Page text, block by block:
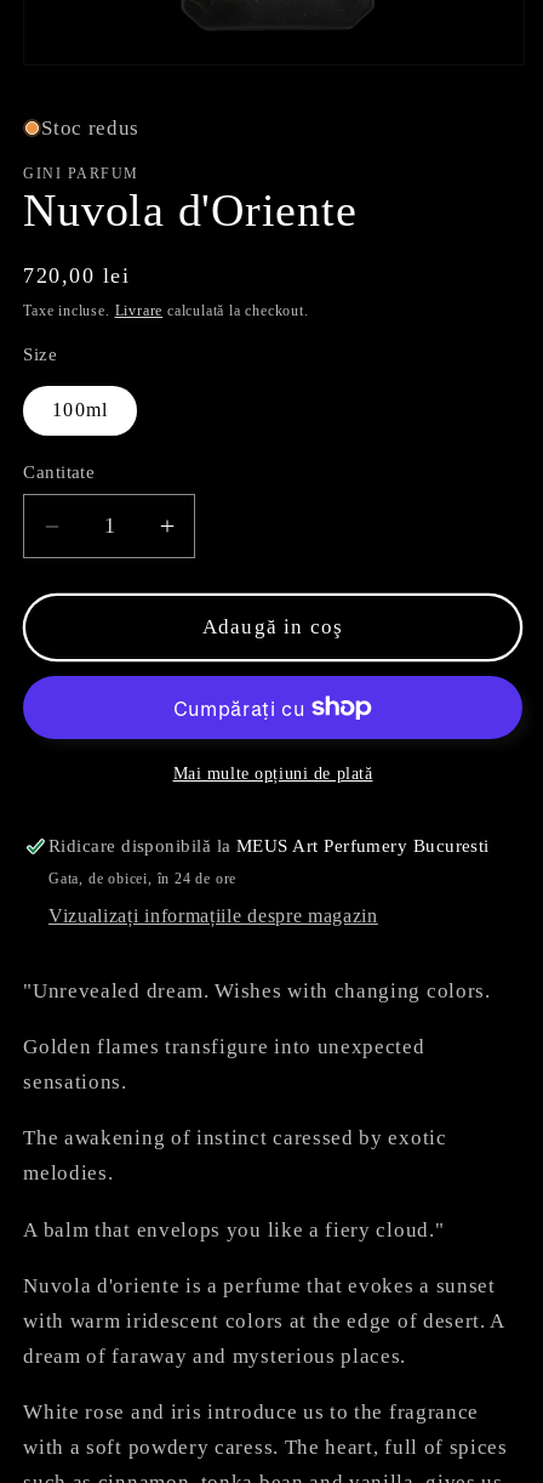
în
modal
Stoc redus
GINI PARFUM
Nuvola d'Oriente
Preț
obișnuit
720,00 lei
Taxe incluse. Livrare calculată la checkout.
Size
100ml
Cantitate
Reduceți
cantitatea
pentru
d&#39;Oriente
Creșteți
cantitatea
pentru
Nuvola
d&#39;Oriente
Adaugă in coş
Mai multe opțiuni de plată
Ridicare disponibilă la MEUS Art Perfumery Bucuresti
Gata, de obicei, în 24 de ore
Vizualizați informațiile despre magazin
"Unrevealed dream. Wishes with changing colors.
Golden flames transfigure into unexpected
sensations.
The awakening of instinct caressed by exotic
melodies.
A balm that envelops you like a fiery cloud."
Nuvola d'oriente is a perfume that evokes a sunset
with warm iridescent colors at the edge of desert. A
dream of faraway and mysterious places.
White rose and iris introduce us to the fragrance
with a soft powdery caress. The heart, full of spices